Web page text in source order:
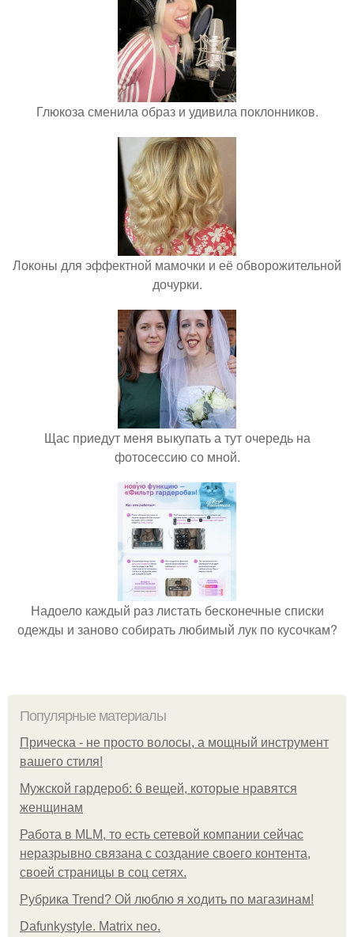
Глюкоза сменила образ и удивила поклонников.
Локоны для эффектной мамочки и её обворожительной
дочурки.
Щас приедут меня выкупать а тут очередь на
фотосессию со мной.
Надоело каждый раз листать бесконечные списки
одежды и заново собирать любимый лук по кусочкам?
Популярные материалы
Прическа - не просто волосы, а мощный инструмент
вашего стиля!
Мужской гардероб: 6 вещей, которые нравятся
женщинам
Работа в MLM, то есть сетевой компании сейчас
неразрывно связана с создание своего контента,
своей страницы в соц сетях.
Рубрика Trend? Ой люблю я ходить по магазинам!
Dafunkystyle. Matrix neo.